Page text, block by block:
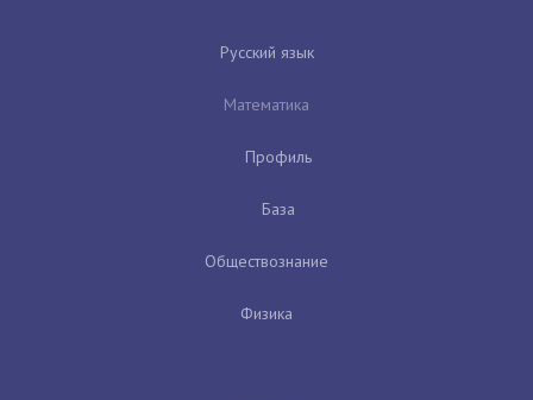
Русский язык
Математика
Профиль
База
Обществознание
Физика